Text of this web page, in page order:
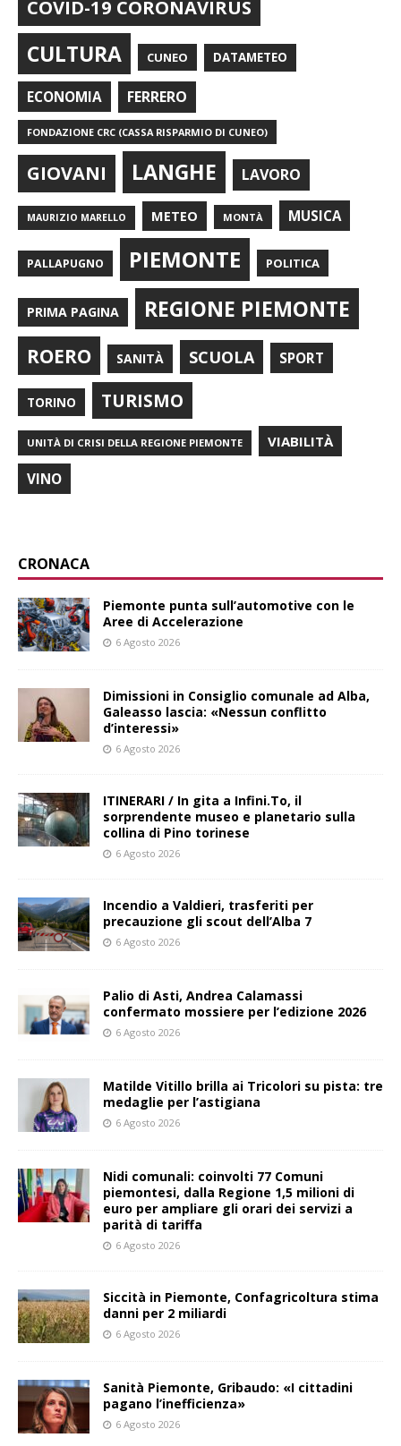
COVID-19 CORONAVIRUS
CULTURA CUNEO DATAMETEO
ECONOMIA FERRERO
FONDAZIONE CRC (CASSA RISPARMIO DI CUNEO)
GIOVANI LANGHE LAVORO
MAURIZIO MARELLO METEO MONTÀ MUSICA
PALLAPUGNO PIEMONTE POLITICA
PRIMA PAGINA REGIONE PIEMONTE
ROERO SANITÀ SCUOLA SPORT
TORINO TURISMO
UNITÀ DI CRISI DELLA REGIONE PIEMONTE VIABILITÀ
VINO
CRONACA
Piemonte punta sull’automotive con le
Aree di Accelerazione
6 Agosto 2026
Dimissioni in Consiglio comunale ad Alba,
Galeasso lascia: «Nessun conflitto
d’interessi»
6 Agosto 2026
ITINERARI / In gita a Infini.To, il
sorprendente museo e planetario sulla
collina di Pino torinese
6 Agosto 2026
Incendio a Valdieri, trasferiti per
precauzione gli scout dell’Alba 7
6 Agosto 2026
Palio di Asti, Andrea Calamassi
confermato mossiere per l’edizione 2026
6 Agosto 2026
Matilde Vitillo brilla ai Tricolori su pista: tre
medaglie per l’astigiana
6 Agosto 2026
Nidi comunali: coinvolti 77 Comuni
piemontesi, dalla Regione 1,5 milioni di
euro per ampliare gli orari dei servizi a
parità di tariffa
6 Agosto 2026
Siccità in Piemonte, Confagricoltura stima
danni per 2 miliardi
6 Agosto 2026
Sanità Piemonte, Gribaudo: «I cittadini
pagano l’inefficienza»
6 Agosto 2026